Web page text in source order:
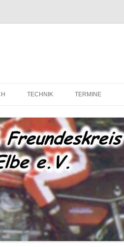
TECHNIK
TECHNIK – FAHRWERK
TECHNIK – SONSTIGES
TERMINE